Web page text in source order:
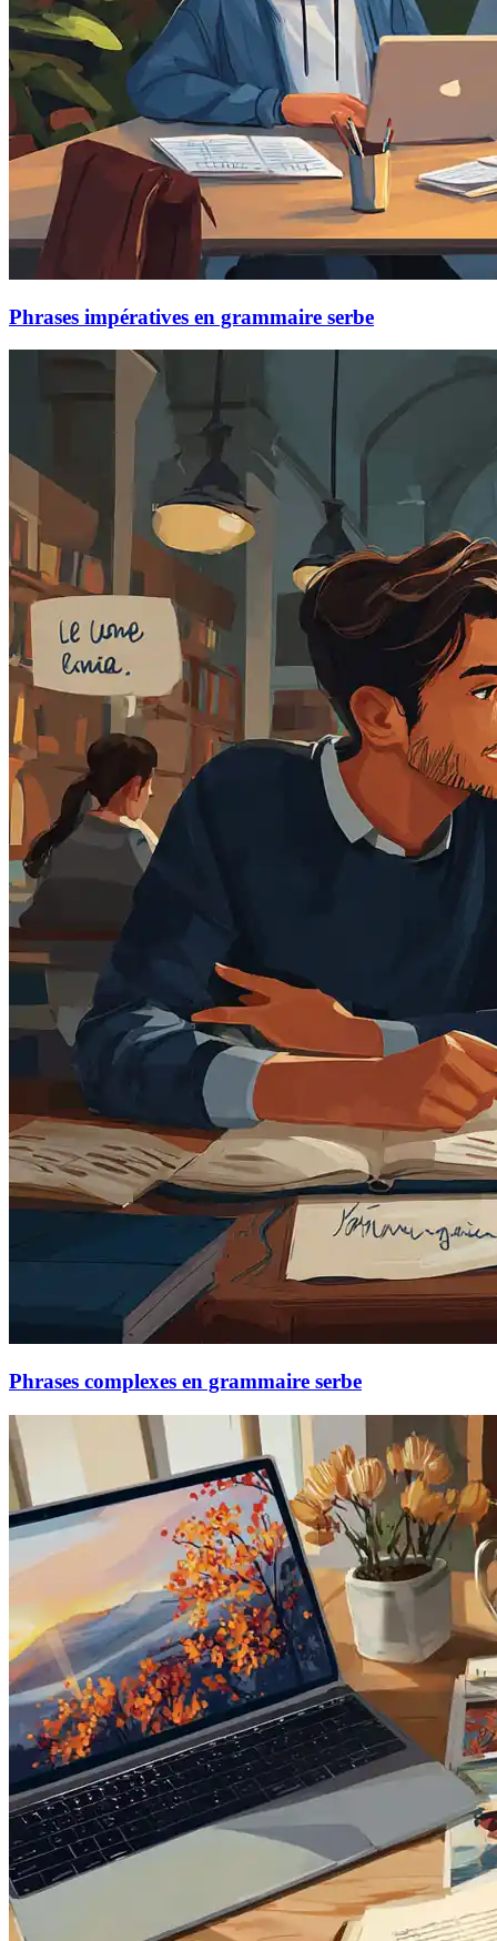
Phrases impératives en grammaire serbe
Phrases complexes en grammaire serbe